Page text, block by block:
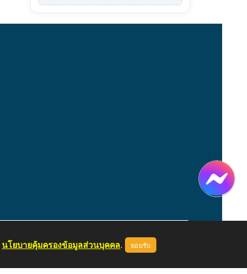
หน้าแรก ผู้ดูแลระบบ
นโยบายคุ้มครองข้อมูลส่วนบุคคล. ยอมรับ